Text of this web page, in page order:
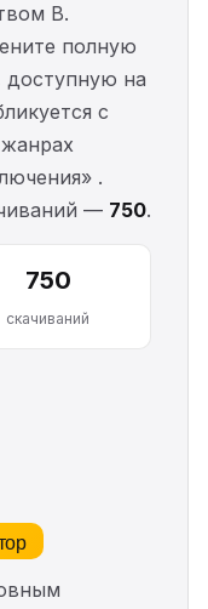
В.
полную
доступную на
с
.
— 750.
750
скачиваний